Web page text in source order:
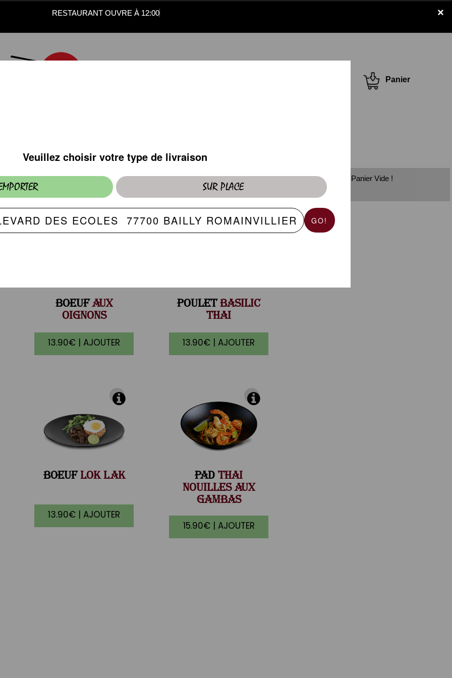
×
RESTAURANT OUVRE À 12:00
Panier
PLATS
BOEUFAUX
OIGNONS
13.90€ | AJOUTER
POULETBASILIC
THAI
13.90€ | AJOUTER
BOEUFLOK LAK
13.90€ | AJOUTER
PADTHAI
NOUILLES AUX
GAMBAS
15.90€ | AJOUTER
Panier Vide !